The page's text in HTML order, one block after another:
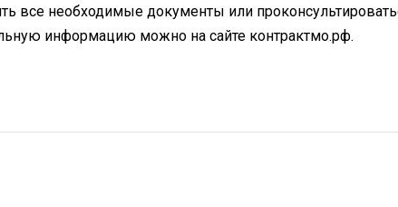
все необходимые документы или
информацию можно на сайте контрактмо.рф.